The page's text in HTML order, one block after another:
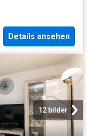
Details ansehen
12 bilder